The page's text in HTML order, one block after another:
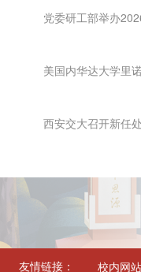
党委研工部举办
美国内华达大学里
西安交大召开新任
友情链接： 校内网